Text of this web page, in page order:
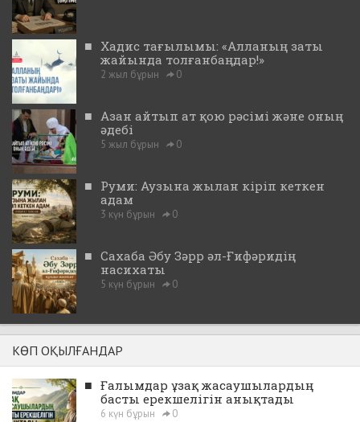
■ Хадис тағылымы: «Алланың заты
жайында толғанбаңдар!»
2 жыл бұрын 0
■ Азан айтып ат қою рәсімі және оның
әдебі
5 жыл бұрын 0
■ Руми: Аузына жылан кіріп кеткен
адам
3 күн бұрын 0
■ Сахаба Әбу Зәрр әл-Ғифәридің
насихаты
5 күн бұрын 0
КӨП ОҚЫЛҒАНДАР
■ Ғалымдар ұзақ жасаушылардың
басты ерекшелігін анықтады
6 күн бұрын 0